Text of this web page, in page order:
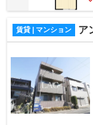
賃貸 | マンション ア